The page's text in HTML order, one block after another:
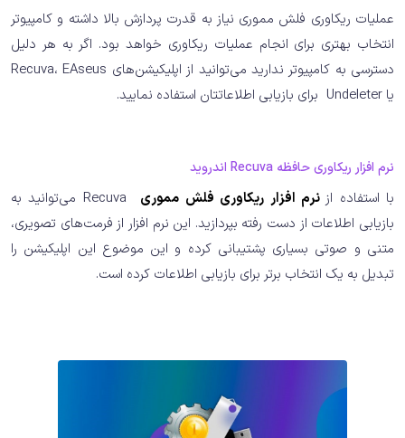
عملیات ریکاوری فلش مموری نیاز به قدرت پردازش بالا داشته و کامپیوتر
انتخاب بهتری برای انجام عملیات ریکاوری خواهد بود. اگر به هر دلیل
دسترسی به کامپیوتر ندارید می‌توانید از اپلیکیشن‌های Recuva، EAseus
یا Undeleter برای بازیابی اطلاعاتتان استفاده نمایید.
نرم افزار ریکاوری حافظه Recuva اندروید
با استفاده از نرم افزار ریکاوری فلش مموری
Recuva می‌توانید به
بازیابی اطلاعات از دست رفته بپردازید. این نرم افزار از فرمت‌های تصویری،
متنی و صوتی بسیاری پشتیبانی کرده و این موضوع این اپلیکیشن را
تبدیل به یک انتخاب برتر برای بازیابی اطلاعات کرده است.